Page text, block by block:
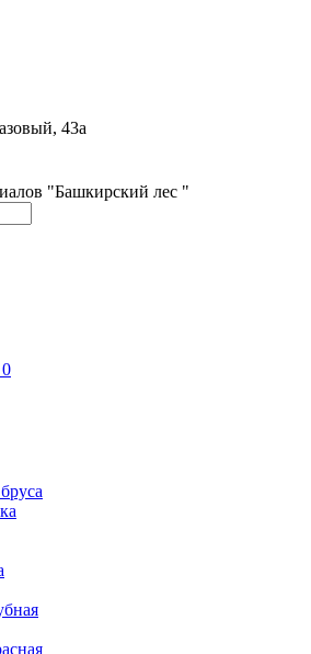
43а
"Башкирский лес "
0